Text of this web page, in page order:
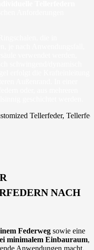
NACH
Federweg sowie eine
minimalem Einbauraum,
Anwendungen macht.